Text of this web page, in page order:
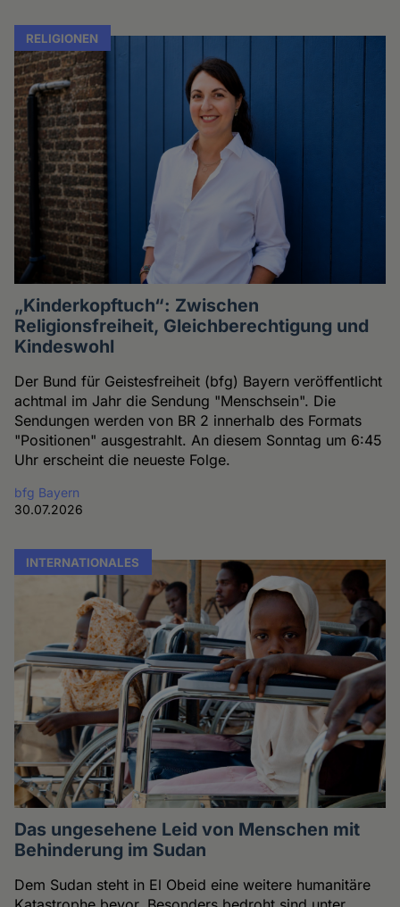
RELIGIONEN
„Kinderkopftuch“: Zwischen
Religionsfreiheit, Gleichberechtigung und
Kindeswohl
Der Bund für Geistesfreiheit (bfg) Bayern veröffentlicht
achtmal im Jahr die Sendung "Menschsein". Die
Sendungen werden von BR 2 innerhalb des Formats
"Positionen" ausgestrahlt. An diesem Sonntag um 6:45
Uhr erscheint die neueste Folge.
bfg Bayern
30.07.2026
INTERNATIONALES
Das ungesehene Leid von Menschen mit
Behinderung im Sudan
Dem Sudan steht in El Obeid eine weitere humanitäre